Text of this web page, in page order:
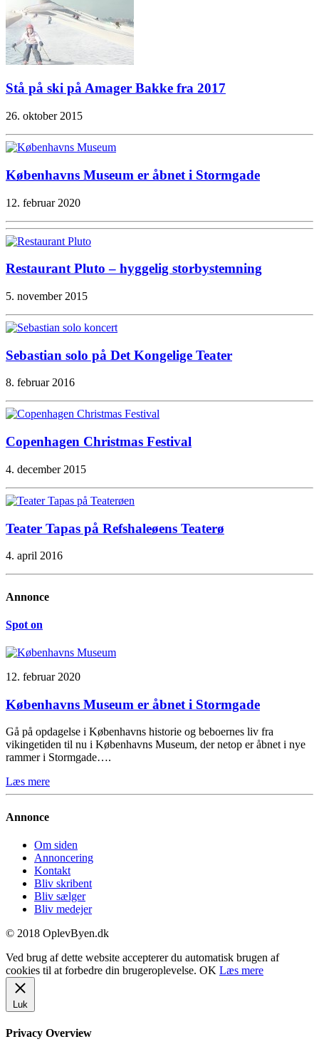
Stå på ski på Amager Bakke fra 2017
26. oktober 2015
Københavns Museum er åbnet i Stormgade
12. februar 2020
Restaurant Pluto – hyggelig storbystemning
5. november 2015
Sebastian solo på Det Kongelige Teater
8. februar 2016
Copenhagen Christmas Festival
4. december 2015
Teater Tapas på Refshaleøens Teaterø
4. april 2016
Annonce
Spot on
12. februar 2020
Københavns Museum er åbnet i Stormgade
Gå på opdagelse i Københavns historie og beboernes liv fra
vikingetiden til nu i Københavns Museum, der netop er åbnet i nye
rammer i Stormgade….
Læs mere
Annonce
Om siden
Annoncering
Kontakt
Bliv skribent
Bliv sælger
Bliv medejer
© 2018 OplevByen.dk
Ved brug af dette website accepterer du automatisk brugen af
cookies til at forbedre din brugeroplevelse. OK Læs mere
Luk
Privacy Overview